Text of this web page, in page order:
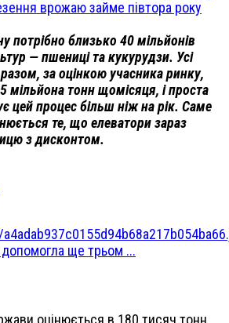
врожаю займе півтора року
потрібно близько 40 мільйонів
— пшениці та кукурудзи. Усі
за оцінкою учасника ринку,
мільйона тонн щомісяця, і проста
цей процес більш ніж на рік. Саме
те, що елеватори зараз
з дисконтом.
допомогла ще трьом ...